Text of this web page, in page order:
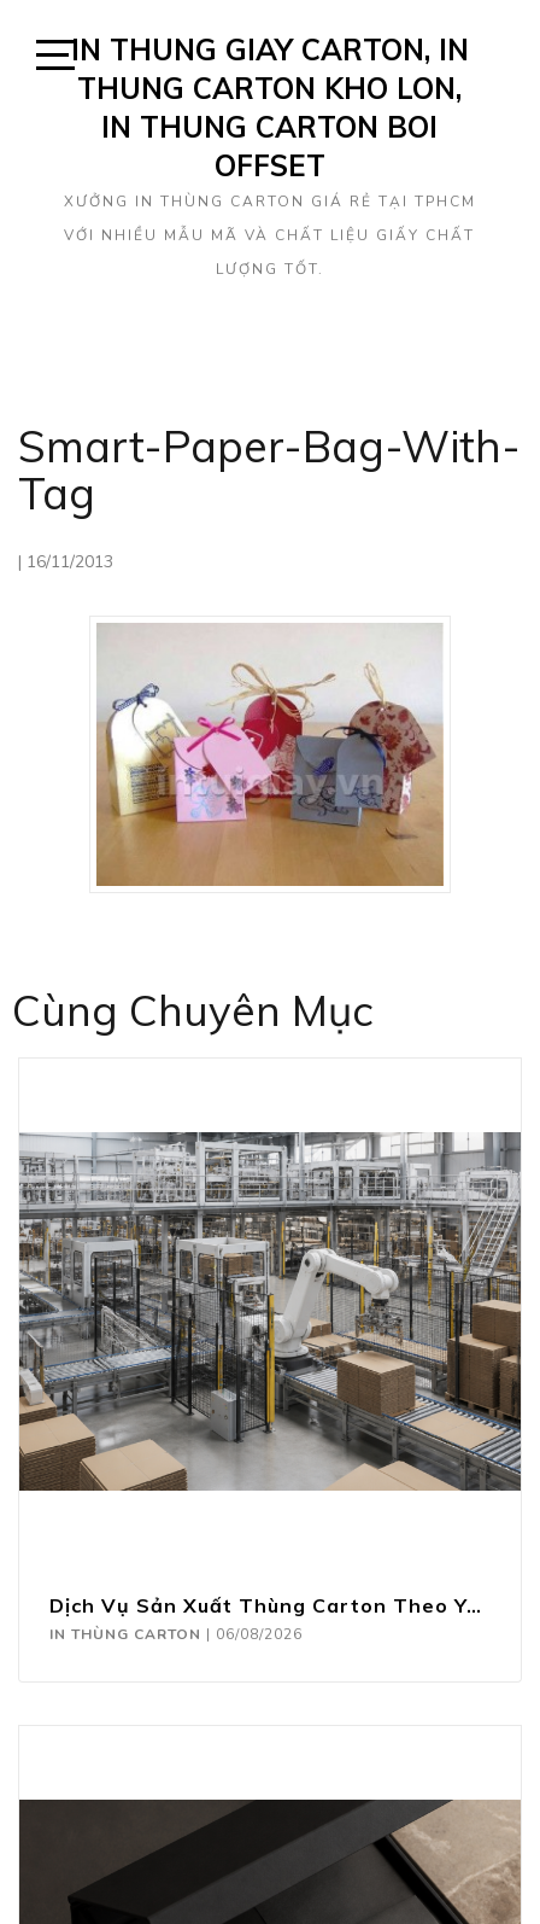
Open
Sidebar
IN THUNG GIAY CARTON, IN
THUNG CARTON KHO LON,
IN THUNG CARTON BOI
OFFSET
XƯỞNG IN THÙNG CARTON GIÁ RẺ TẠI TPHCM
VỚI NHIỀU MẪU MÃ VÀ CHẤT LIỆU GIẤY CHẤT
LƯỢNG TỐT.
Smart-Paper-Bag-With-
Tag
| 16/11/2013
Cùng Chuyên Mục
Dịch Vụ Sản Xuất Thùng Carton Theo Yêu Cầu
IN THÙNG CARTON | 06/08/2026